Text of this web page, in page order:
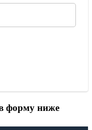
форму ниже